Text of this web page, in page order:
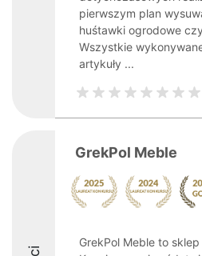
pierwszym plan
huśtawki ogrodowe
Wszystkie
artykuły ...
GrekPol Meble
GrekPol Meble to